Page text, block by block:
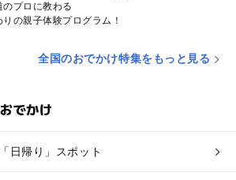
のプロに教わる
りの親子体験プログラム！
全国のおでかけ特集をもっと見る
でかけ
日帰り」スポット